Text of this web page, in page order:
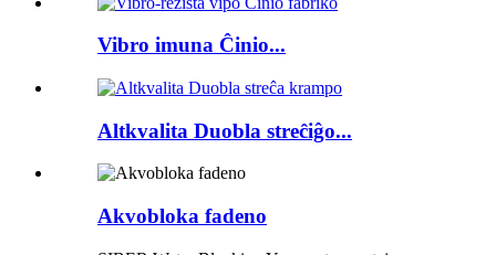
Vibro imuna Ĉinio...
Altkvalita Duobla streĉiĝo...
Akvobloka fadeno